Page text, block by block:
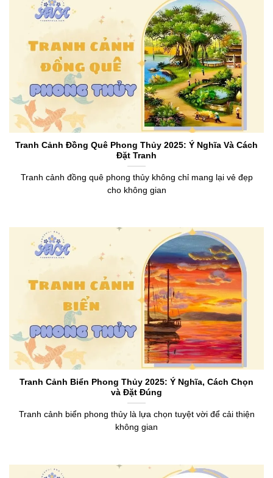
Tranh Cảnh Đồng Quê Phong Thủy 2025: Ý Nghĩa Và Cách
Đặt Tranh
Tranh cảnh đồng quê phong thủy không chỉ mang lại vẻ đẹp
cho không gian
Tranh Cảnh Biển Phong Thủy 2025: Ý Nghĩa, Cách Chọn
và Đặt Đúng
Tranh cảnh biển phong thủy là lựa chọn tuyệt vời để cải thiện
không gian